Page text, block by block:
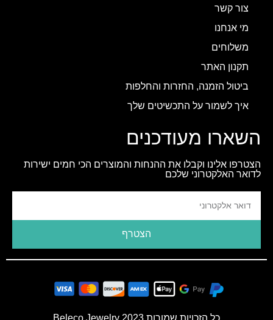
צור קשר
מי אנחנו
משלוחים
תקנון האתר
ביטול הזמנה, החזרות והחלפות
איך לשמור על התכשיטים שלך
השארו מעודכנים
הצטרפו אלינו וקבלו את ההנחות והמוצרים הכי חמים ישירות
לדואר האלקטרוני שלכם
הצטרף
כל הזכויות שמורות 2023 Beleco Jewelry